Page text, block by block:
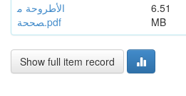
الأطروحة م
صححة.pdf
6.51
MB
Show full item record